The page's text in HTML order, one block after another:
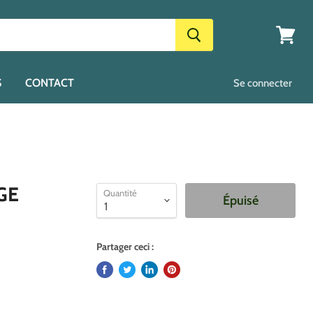
CONTACT Se connecter
Quantité Épuisé
Partager ceci :